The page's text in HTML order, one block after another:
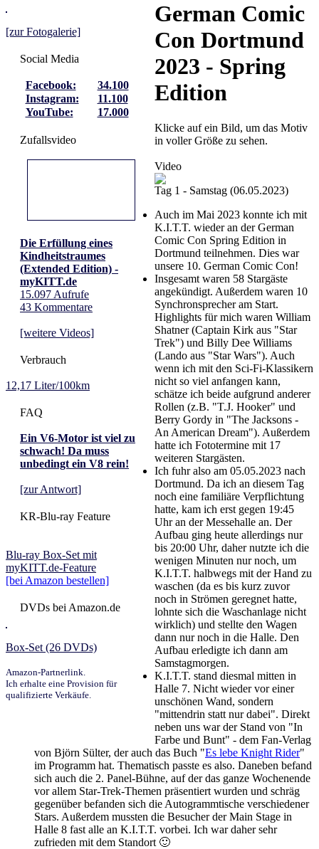
[zur Fotogalerie]
Social Media
Facebook:
34.100
Instagram:
11.100
YouTube:
17.000
Zufallsvideo
Die Erfüllung eines
Kindheitstraumes
(Extended Edition) -
myKITT.de
15.097 Aufrufe
43 Kommentare
[weitere Videos]
Verbrauch
12,17 Liter/100km
FAQ
Ein V6-Motor ist viel zu
schwach! Da muss
unbedingt ein V8 rein!
[zur Antwort]
KR-Blu-ray Feature
Blu-ray Box-Set mit
myKITT.de-Feature
[bei Amazon bestellen]
DVDs bei Amazon.de
Box-Set (26 DVDs)
Amazon-Partnerlink.
Ich erhalte eine Provision für
qualifizierte Verkäufe.
German Comic
Con Dortmund
2023 - Spring
Edition
Klicke auf ein Bild, um das Motiv
in voller Größe zu sehen.
Video
Tag 1 - Samstag (06.05.2023)
Auch im Mai 2023 konnte ich mit
K.I.T.T. wieder an der German
Comic Con Spring Edition in
Dortmund teilnehmen. Dies war
unsere 10. German Comic Con!
Insgesamt waren 58 Stargäste
angekündigt. Außerdem waren 10
Synchronsprecher am Start.
Highlights für mich waren William
Shatner (Captain Kirk aus "Star
Trek") und Billy Dee Williams
(Lando aus "Star Wars"). Auch
wenn ich mit den Sci-Fi-Klassikern
nicht so viel anfangen kann,
schätze ich beide aufgrund anderer
Rollen (z.B. "T.J. Hooker" und
Berry Gordy in "The Jacksons -
An American Dream"). Außerdem
hatte ich Fototermine mit 17
weiteren Stargästen.
Ich fuhr also am 05.05.2023 nach
Dortmund. Da ich an diesem Tag
noch eine familiäre Verpflichtung
hatte, kam ich erst gegen 19:45
Uhr an der Messehalle an. Der
Aufbau ging heute allerdings nur
bis 20:00 Uhr, daher nutzte ich die
wenigen Minuten nur noch, um
K.I.T.T. halbwegs mit der Hand zu
waschen (da es bis kurz zuvor
noch in Strömen geregnet hatte,
lohnte sich die Waschanlage nicht
wirklich) und stellte den Wagen
dann nur noch in die Halle. Den
Aufbau erledigte ich dann am
Samstagmorgen.
K.I.T.T. stand diesmal mitten in
Halle 7. Nicht wieder vor einer
unschönen Wand, sondern
"mittendrin statt nur dabei". Direkt
neben uns war der Stand von "In
Farbe und Bunt" - dem Fan-Verlag
von Björn Sülter, der auch das Buch "Es lebe Knight Rider"
im Programm hat. Thematisch passte es also. Daneben befand
sich auch die 2. Panel-Bühne, auf der das ganze Wochenende
vor allem Star-Trek-Themen präsentiert wurden und schräg
gegenüber befanden sich die Autogrammtische verschiedener
Stars. Außerdem mussten die Besucher der Main Stage in
Halle 8 fast alle an K.I.T.T. vorbei. Ich war daher sehr
zufrieden mit dem Standort 🙂